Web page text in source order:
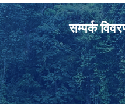
सम्पर्क